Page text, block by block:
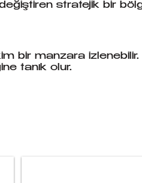
stratejik bir
bir manzara
tanık olur.